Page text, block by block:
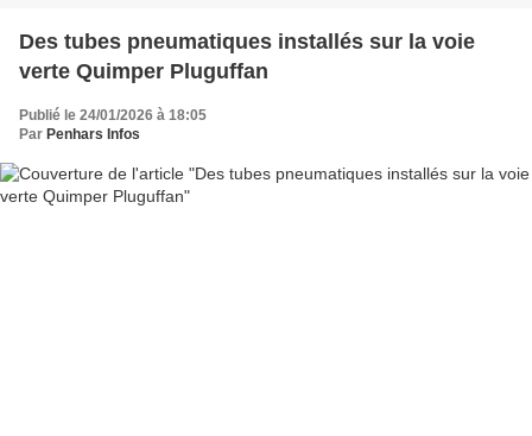
Des tubes pneumatiques installés sur la voie
verte Quimper Pluguffan
Publié le 24/01/2026 à 18:05
Par Penhars Infos